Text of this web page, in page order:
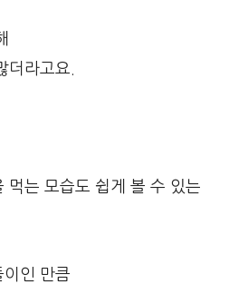
더라고요.
먹는 모습도 쉽게 볼 수 있는
이인 만큼